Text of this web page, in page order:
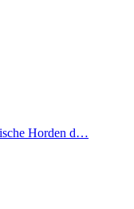
Horden d…